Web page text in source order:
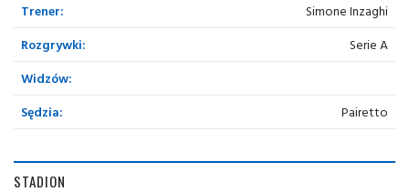
Trener:
Simone Inzaghi
Rozgrywki:
Serie A
Widzów:
Sędzia:
Pairetto
STADION